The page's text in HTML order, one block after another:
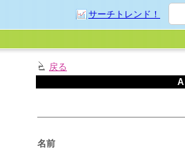
サーチトレンド！
戻る
名前